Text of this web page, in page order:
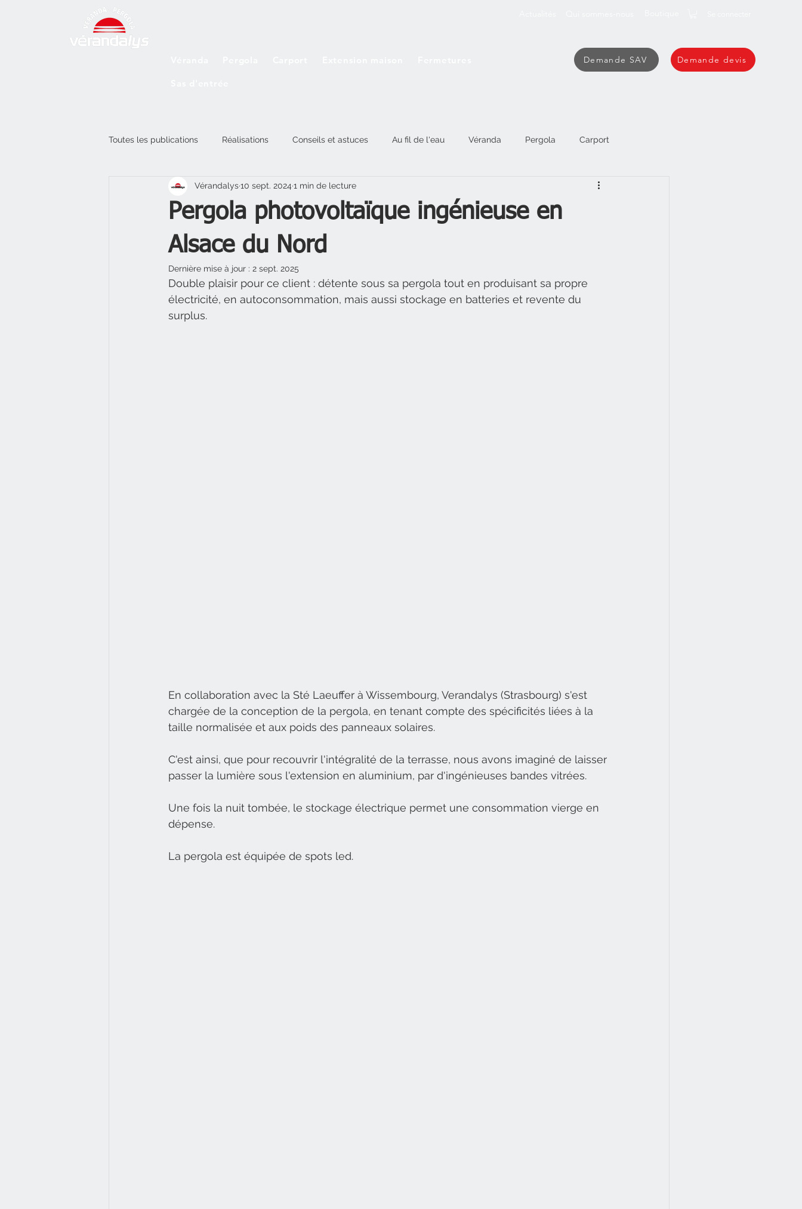
Demande SAV Demande devis
Toutes les publications Réalisations Conseils et astuces Au fil de l'eau Véranda Pergola Carport
Pergola photovoltaïque ingénieuse en
Alsace du Nord
Vérandalys10 sept. 2024 1 min de lecture
Dernière mise à jour : 2 sept. 2025
Double plaisir pour ce client : détente sous sa pergola tout en produisant sa propre
électricité, en autoconsommation, mais aussi stockage en batteries et revente du
surplus.
En collaboration avec la Sté Laeuffer à Wissembourg, Verandalys (Strasbourg) s'est
chargée de la conception de la pergola, en tenant compte des spécificités liées à la
taille normalisée et aux poids des panneaux solaires.
C'est ainsi, que pour recouvrir l'intégralité de la terrasse, nous avons imaginé de laisser
passer la lumière sous l'extension en aluminium, par d'ingénieuses bandes vitrées.
Une fois la nuit tombée, le stockage électrique permet une consommation vierge en
dépense.
La pergola est équipée de spots led.